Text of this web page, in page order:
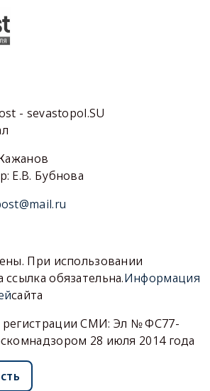
- sevastopol.SU
Е.В. Бубнова
При использовании
обязательна.Информация
сайта
регистрации СМИ: Эл № ФС77-
28 июля 2014 года